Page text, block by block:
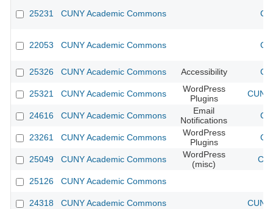
25231 CUNY Academic Commons
22053 CUNY Academic Commons
25326 CUNY Academic Commons Accessibility
25321 CUNY Academic Commons
WordPress
Plugins
24616 CUNY Academic Commons
Email
Notifications
23261 CUNY Academic Commons
WordPress
Plugins
25049 CUNY Academic Commons
WordPress
(misc)
25126 CUNY Academic Commons
24318 CUNY Academic Commons